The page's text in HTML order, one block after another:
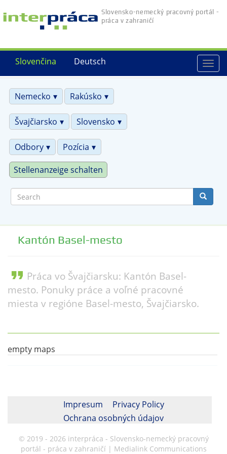
Skip
to
Deutsch
Slovenčina
Slovensko-nemecký pracovný portál -
práca v zahraničí
Nemecko
Rakúsko
Švajčiarsko Slovensko
Odbory Pozícia
Stellenanzeige schalten
Kantón Basel-mesto
format_quote Práca vo Švajčiarsku: Kantón Basel-
mesto. Ponuky práce a voľné pracovné
miesta v regióne Basel-mesto, Švajčiarsko.
empty maps
Impresum
Privacy Policy
Ochrana osobných údajov
© 2019 - 2026 interpráca - Slovensko-nemecký pracovný
portál - práca v zahraničí | Medialink Communications